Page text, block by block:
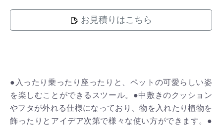
お見積りはこちら
●入ったり乗ったり座ったりと、ペットの可愛らしい姿
を楽しむことができるスツール。●中敷きのクッション
やフタが外れる仕様になっており、物を入れたり植物を
飾ったりとアイデア次第で様々な使い方ができます。●